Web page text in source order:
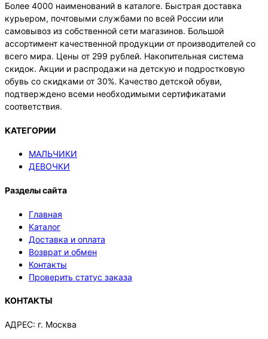
Более 4000 наименований в каталоге. Быстрая доставка
курьером, почтовыми службами по всей России или
самовывоз из собственной сети магазинов. Большой
ассортимент качественной продукции от производителей со
всего мира. Цены от 299 рублей. Накопительная система
скидок. Акции и распродажи на детскую и подростковую
обувь со скидками от 30%. Качество детской обуви,
подтверждено всеми необходимыми сертификатами
соответствия.
КАТЕГОРИИ
МАЛЬЧИКИ
ДЕВОЧКИ
Разделы сайта
Главная
Каталог
Доставка и оплата
Возврат и обмен
Контакты
Проверить статус заказа
КОНТАКТЫ
АДРЕС: г. Москва